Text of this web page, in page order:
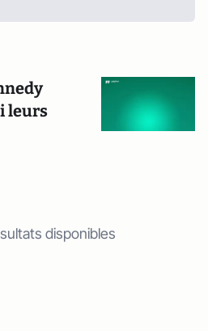
leurs
disponibles